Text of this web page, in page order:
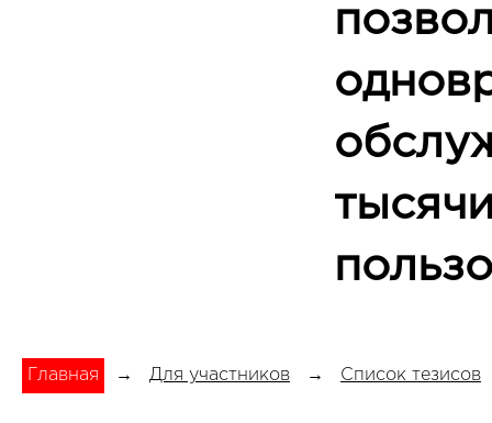
Главная → Для участников → Список тезисов